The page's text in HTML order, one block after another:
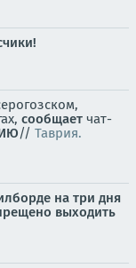
сообщает чат-
// Таврия.
на три дня
выходить